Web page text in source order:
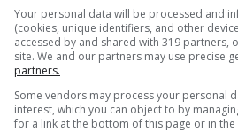
Your personal data will be processed and
(cookies, unique identifiers, and other
accessed by and shared with 319 partners,
site. We and our partners may use precise
partners.
Some vendors may process your personal
interest, which you can object to by
for a link at the bottom of this page or in